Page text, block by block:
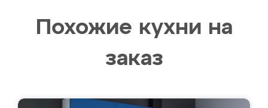
Похожие кухни на
заказ